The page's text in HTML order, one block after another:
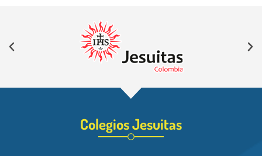
Colegios Jesuitas